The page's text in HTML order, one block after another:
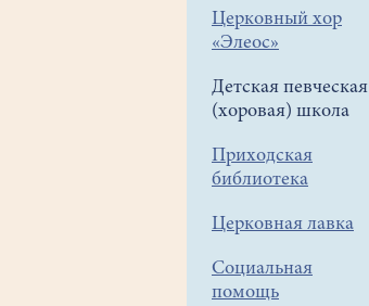
Церковный хор
«Элеос»
Детская певческая
(хоровая) школа
Приходская
библиотека
Церковная лавка
Социальная
помощь